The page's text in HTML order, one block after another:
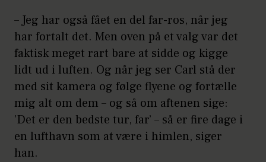
– Jeg har også fået en del far-ros, når jeg
har fortalt det. Men oven på et valg var det
faktisk meget rart bare at sidde og kigge
lidt ud i luften. Og når jeg ser Carl stå der
med sit kamera og følge flyene og fortælle
mig alt om dem – og så om aftenen sige:
’Det er den bedste tur, far’ – så er fire dage i
en lufthavn som at være i himlen, siger
han.